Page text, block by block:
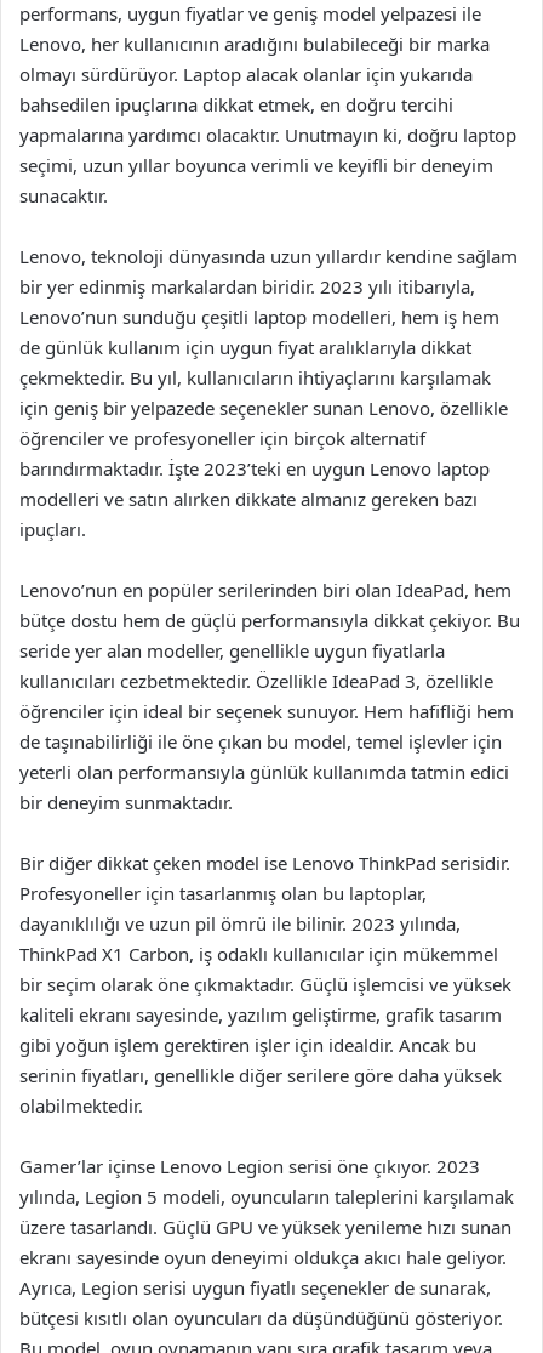
performans, uygun fiyatlar ve geniş model yelpazesi ile
Lenovo, her kullanıcının aradığını bulabileceği bir marka
olmayı sürdürüyor. Laptop alacak olanlar için yukarıda
bahsedilen ipuçlarına dikkat etmek, en doğru tercihi
yapmalarına yardımcı olacaktır. Unutmayın ki, doğru laptop
seçimi, uzun yıllar boyunca verimli ve keyifli bir deneyim
sunacaktır.
Lenovo, teknoloji dünyasında uzun yıllardır kendine sağlam
bir yer edinmiş markalardan biridir. 2023 yılı itibarıyla,
Lenovo’nun sunduğu çeşitli laptop modelleri, hem iş hem
de günlük kullanım için uygun fiyat aralıklarıyla dikkat
çekmektedir. Bu yıl, kullanıcıların ihtiyaçlarını karşılamak
için geniş bir yelpazede seçenekler sunan Lenovo, özellikle
öğrenciler ve profesyoneller için birçok alternatif
barındırmaktadır. İşte 2023’teki en uygun Lenovo laptop
modelleri ve satın alırken dikkate almanız gereken bazı
ipuçları.
Lenovo’nun en popüler serilerinden biri olan IdeaPad, hem
bütçe dostu hem de güçlü performansıyla dikkat çekiyor. Bu
seride yer alan modeller, genellikle uygun fiyatlarla
kullanıcıları cezbetmektedir. Özellikle IdeaPad 3, özellikle
öğrenciler için ideal bir seçenek sunuyor. Hem hafifliği hem
de taşınabilirliği ile öne çıkan bu model, temel işlevler için
yeterli olan performansıyla günlük kullanımda tatmin edici
bir deneyim sunmaktadır.
Bir diğer dikkat çeken model ise Lenovo ThinkPad serisidir.
Profesyoneller için tasarlanmış olan bu laptoplar,
dayanıklılığı ve uzun pil ömrü ile bilinir. 2023 yılında,
ThinkPad X1 Carbon, iş odaklı kullanıcılar için mükemmel
bir seçim olarak öne çıkmaktadır. Güçlü işlemcisi ve yüksek
kaliteli ekranı sayesinde, yazılım geliştirme, grafik tasarım
gibi yoğun işlem gerektiren işler için idealdir. Ancak bu
serinin fiyatları, genellikle diğer serilere göre daha yüksek
olabilmektedir.
Gamer’lar içinse Lenovo Legion serisi öne çıkıyor. 2023
yılında, Legion 5 modeli, oyuncuların taleplerini karşılamak
üzere tasarlandı. Güçlü GPU ve yüksek yenileme hızı sunan
ekranı sayesinde oyun deneyimi oldukça akıcı hale geliyor.
Ayrıca, Legion serisi uygun fiyatlı seçenekler de sunarak,
bütçesi kısıtlı olan oyuncuları da düşündüğünü gösteriyor.
Bu model, oyun oynamanın yanı sıra grafik tasarım veya